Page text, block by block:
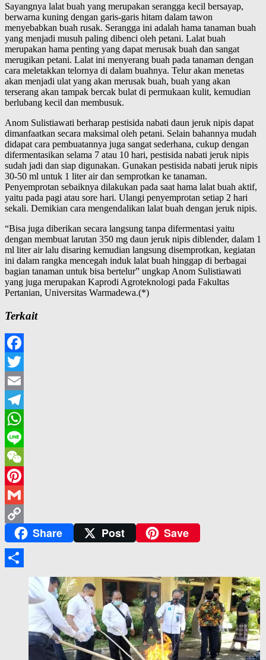
Sayangnya lalat buah yang merupakan serangga kecil bersayap,
berwarna kuning dengan garis-garis hitam dalam tawon
menyebabkan buah rusak. Serangga ini adalah hama tanaman buah
yang menjadi musuh paling dibenci oleh petani. Lalat buah
merupakan hama penting yang dapat merusak buah dan sangat
merugikan petani. Lalat ini menyerang buah pada tanaman dengan
cara meletakkan telornya di dalam buahnya. Telur akan menetas
akan menjadi ulat yang akan merusak buah, buah yang akan
terserang akan tampak bercak bulat di permukaan kulit, kemudian
berlubang kecil dan membusuk.
Anom Sulistiawati berharap pestisida nabati daun jeruk nipis dapat
dimanfaatkan secara maksimal oleh petani. Selain bahannya mudah
didapat cara pembuatannya juga sangat sederhana, cukup dengan
difermentasikan selama 7 atau 10 hari, pestisida nabati jeruk nipis
sudah jadi dan siap digunakan. Gunakan pestisida nabati jeruk nipis
30-50 ml untuk 1 liter air dan semprotkan ke tanaman.
Penyemprotan sebaiknya dilakukan pada saat hama lalat buah aktif,
yaitu pada pagi atau sore hari. Ulangi penyemprotan setiap 2 hari
sekali. Demikian cara mengendalikan lalat buah dengan jeruk nipis.
“Bisa juga diberikan secara langsung tanpa difermentasi yaitu
dengan membuat larutan 350 mg daun jeruk nipis diblender, dalam 1
ml liter air lalu disaring kemudian langsung disemprotkan, kegiatan
ini dalam rangka mencegah induk lalat buah hinggap di berbagai
bagian tanaman untuk bisa bertelur” ungkap Anom Sulistiawati
yang juga merupakan Kaprodi Agroteknologi pada Fakultas
Pertanian, Universitas Warmadewa.(*)
Terkait
Facebook
Twitter
Email
Telegram
WhatsApp
Line
WeChat
Pinterest
Gmail
Copy
Link
Share Post Save